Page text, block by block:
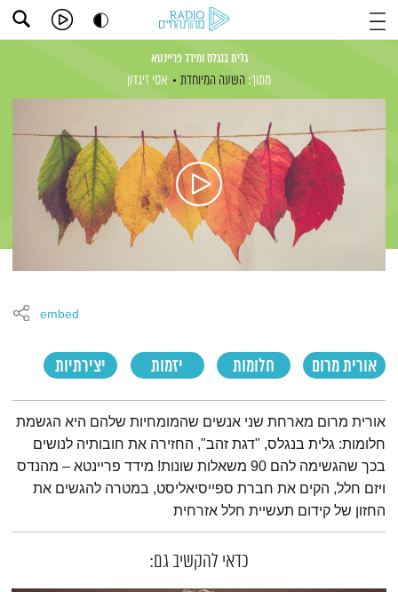
גלית בנגלס ומידד פריינטא
מתוך: השעה המיוחדת אסי זיגדון
אורית מרום חלומות יזמות יצירתיות
embed
תמצית הפודקאסט
אורית מרום מארחת שני אנשים שהמומחיות שלהם היא הגשמת
חלומות: גלית בנגלס, "דגת זהב", החזירה את חובותיה לנושים
בכך שהגשימה להם 90 משאלות שונות! מידד פריינטא – מהנדס
ויזם חלל, הקים את חברת ספייסיאליסט, במטרה להגשים את
החזון של קידום תעשיית חלל אזרחית
כדאי להקשיב גם: